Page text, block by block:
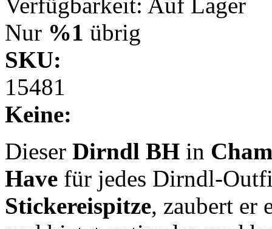
Verfügbarkeit: Auf Lager
Nur %1 übrig
SKU:
15481
Keine:
Dieser Dirndl BH in
Have für jedes Dirndl-
Stickereispitze, zaubert er